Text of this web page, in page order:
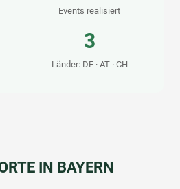
Events realisiert
3
Länder: DE · AT · CH
IN BAYERN